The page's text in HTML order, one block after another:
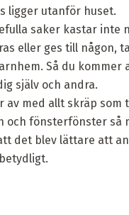
ligger utanför huset.
saker kastar inte
eller ges till någon,
Så du kommer
själv och andra.
av med allt skräp som
och fönsterfönster så
det blev lättare att